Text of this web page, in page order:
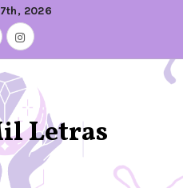
2026
Letras